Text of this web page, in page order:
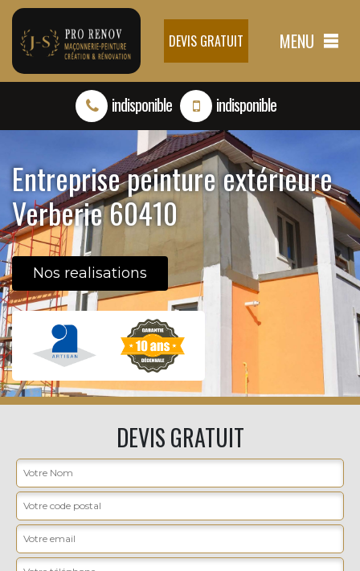
DEVIS GRATUIT MENU
indisponible indisponible
Entreprise peinture extérieure
Verberie 60410
Nos realisations
DEVIS GRATUIT